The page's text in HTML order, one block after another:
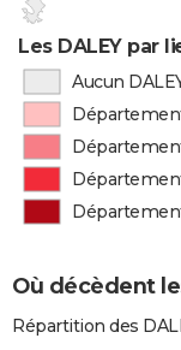
Les DALEY par
Aucun
Où décèdent
Répartition des